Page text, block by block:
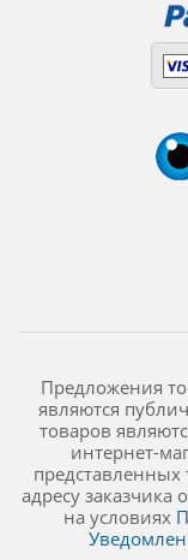
Предложения
являются
товаров
интернет-
представленных
адресу заказчика
на условиях